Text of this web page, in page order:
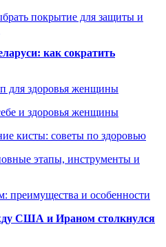
покрытие для защиты и
как сократить
для здоровья женщины
и здоровья женщины
кисты: советы по здоровью
этапы, инструменты и
преимущества и особенности
США и Ираном столкнулся